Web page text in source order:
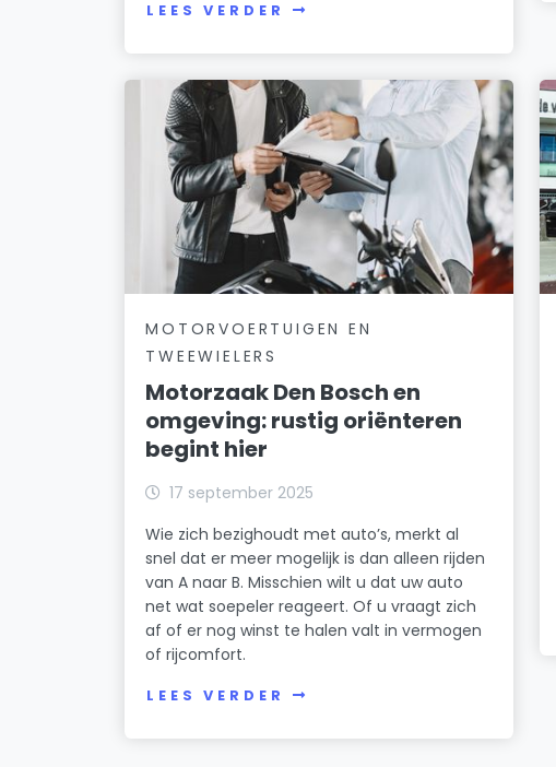
LEES VERDER
MOTORVOERTUIGEN EN
TWEEWIELERS
Motorzaak Den Bosch en
omgeving: rustig oriënteren
begint hier
17 september 2025
Wie zich bezighoudt met auto’s, merkt al
snel dat er meer mogelijk is dan alleen rijden
van A naar B. Misschien wilt u dat uw auto
net wat soepeler reageert. Of u vraagt zich
af of er nog winst te halen valt in vermogen
of rijcomfort.
LEES VERDER